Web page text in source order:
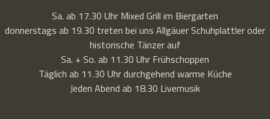
Sa. ab 17.30 Uhr Mixed Grill im Biergarten
donnerstags ab 19.30 treten bei uns Allgäuer Schuhplattler oder
historische Tänzer auf
Sa. + So. ab 11.30 Uhr Frühschoppen
Täglich ab 11.30 Uhr durchgehend warme Küche
Jeden Abend ab 18.30 Livemusik